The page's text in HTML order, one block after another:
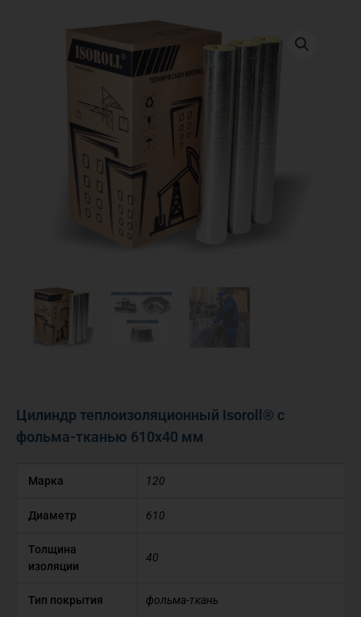
Цилиндр теплоизоляционный Isoroll® с
фольма-тканью 610х40 мм
Марка 120
Диаметр 610
Толщина
изоляции
40
Тип покрытия фольма-ткань